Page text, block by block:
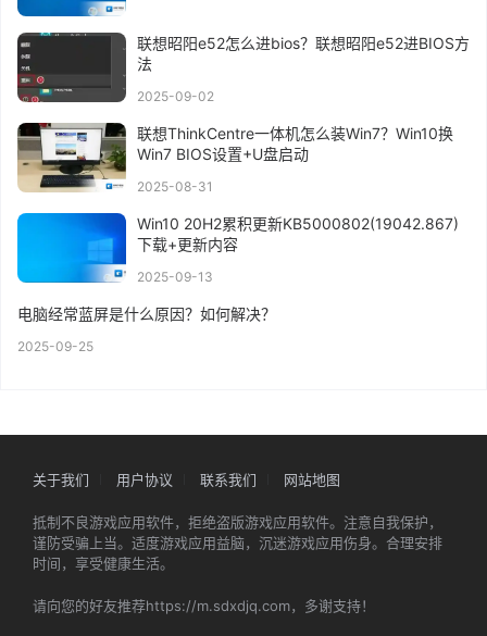
联想昭阳e52怎么进bios？联想昭阳e52进BIOS方
法
2025-09-02
联想ThinkCentre一体机怎么装Win7？Win10换
Win7 BIOS设置+U盘启动
2025-08-31
Win10 20H2累积更新KB5000802(19042.867)
下载+更新内容
2025-09-13
电脑经常蓝屏是什么原因？如何解决？
2025-09-25
关于我们 用户协议 联系我们 网站地图
抵制不良游戏应用软件，拒绝盗版游戏应用软件。注意自我保护，
谨防受骗上当。适度游戏应用益脑，沉迷游戏应用伤身。合理安排
时间，享受健康生活。
请向您的好友推荐https://m.sdxdjq.com，多谢支持！